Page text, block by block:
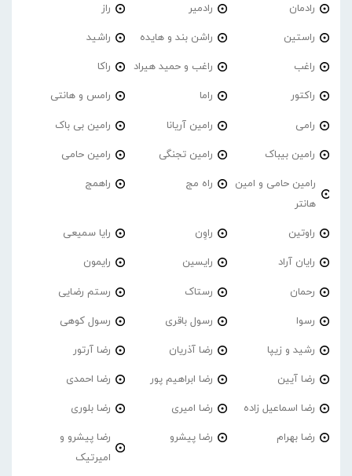
رادمان رادمیر راز
راستین راشن بند و هایده راشید
راغب راغب و حمید هیراد راکا
راکتور راما رامس و هانتی
رامی رامین آریانا رامین بی باک
رامین بیباک رامین تجنگی رامین حامی
رامین حامی و امین
هانتر
راه مج راهمج
راوتین راوِن رایا سمیعی
رایان آراد رایسین رایمون
رحمان رستاک رستم رضایی
رسوا رسول باقری رسول کوهی
رشید و زیپا رضا آذریان رضا آرتور
رضا آیین رضا ابراهیم پور رضا احمدی
رضا اسماعیل زاده رضا امیری رضا بلوری
رضا بهرام رضا پیشرو
رضا پیشرو و
امیرتیک